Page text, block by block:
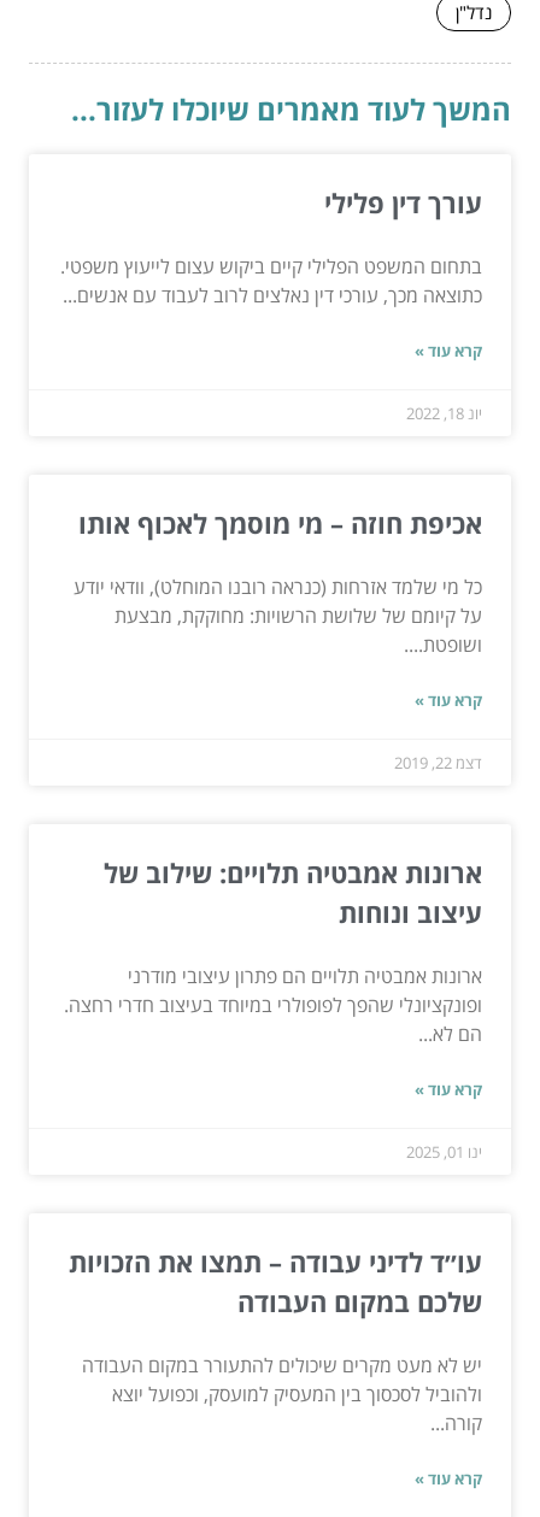
נדל"ן
המשך לעוד מאמרים שיוכלו לעזור...
עורך דין פלילי
בתחום המשפט הפלילי קיים ביקוש עצום לייעוץ משפטי.
כתוצאה מכך, עורכי דין נאלצים לרוב לעבוד עם אנשים...
קרא עוד »
יונ 18, 2022
אכיפת חוזה – מי מוסמך לאכוף אותו
כל מי שלמד אזרחות (כנראה רובנו המוחלט), וודאי יודע
על קיומם של שלושת הרשויות: מחוקקת, מבצעת
ושופטת....
קרא עוד »
דצמ 22, 2019
ארונות אמבטיה תלויים: שילוב של
עיצוב ונוחות
ארונות אמבטיה תלויים הם פתרון עיצובי מודרני
ופונקציונלי שהפך לפופולרי במיוחד בעיצוב חדרי רחצה.
הם לא...
קרא עוד »
ינו 01, 2025
עו״ד לדיני עבודה – תמצו את הזכויות
שלכם במקום העבודה
יש לא מעט מקרים שיכולים להתעורר במקום העבודה
ולהוביל לסכסוך בין המעסיק למועסק, וכפועל יוצא
קורה...
קרא עוד »